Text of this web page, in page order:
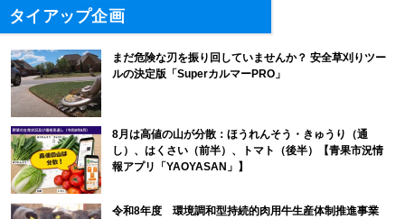
タイアップ企画
まだ危険な刃を振り回していませんか？ 安全草刈りツー
ルの決定版「SuperカルマーPRO」
8月は高値の山が分散：ほうれんそう・きゅうり（通
し）、はくさい（前半）、トマト（後半）【青果市況情
報アプリ「YAOYASAN」】
令和8年度 環境調和型持続的肉用牛生産体制推進事業